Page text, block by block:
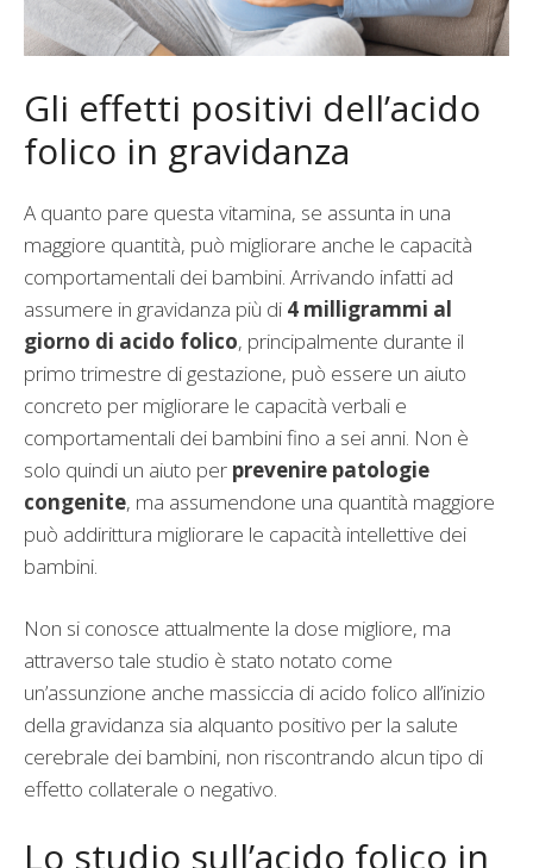
Gli effetti positivi dell’acido
folico in gravidanza
A quanto pare questa vitamina, se assunta in una
maggiore quantità, può migliorare anche le capacità
comportamentali dei bambini. Arrivando infatti ad
assumere in gravidanza più di 4 milligrammi al
giorno di acido folico, principalmente durante il
primo trimestre di gestazione, può essere un aiuto
concreto per migliorare le capacità verbali e
comportamentali dei bambini fino a sei anni. Non è
solo quindi un aiuto per prevenire patologie
congenite, ma assumendone una quantità maggiore
può addirittura migliorare le capacità intellettive dei
bambini.
Non si conosce attualmente la dose migliore, ma
attraverso tale studio è stato notato come
un’assunzione anche massiccia di acido folico all’inizio
della gravidanza sia alquanto positivo per la salute
cerebrale dei bambini, non riscontrando alcun tipo di
effetto collaterale o negativo.
Lo studio sull’acido folico in